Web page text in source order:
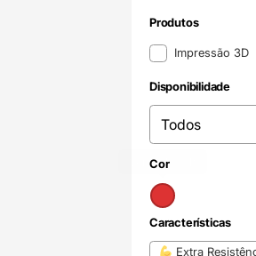
Produtos
ProdutosImpressão 3D
Disponibilidade
Disponibilidade
Disponibilidade
Cor
Cor
Vermelho
Características
Características
Extra